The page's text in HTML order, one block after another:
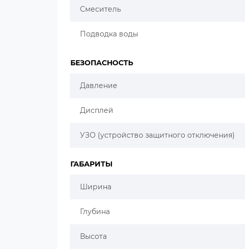
Смеситель
Подводка воды
БЕЗОПАСНОСТЬ
Давление
Дисплей
УЗО (устройство защитного отключения)
ГАБАРИТЫ
Ширина
Глубина
Высота